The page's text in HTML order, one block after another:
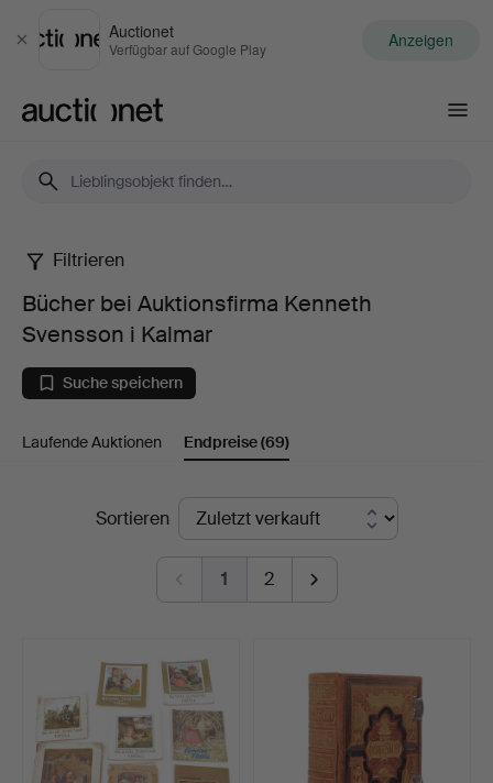
Schließen
Auctionet
Verfügbar auf Google Play Anzeigen
Bücher
bei
Auktionsfirma
Kenneth
Filtrieren
Bücher bei Auktionsfirma Kenneth
Svensson i Kalmar
Suche speichern
Laufende Auktionen Endpreise(69)
EndpreiseSortieren
1 2